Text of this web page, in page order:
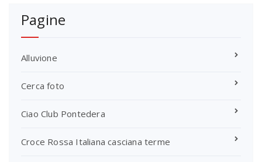
Pagine
Alluvione
Cerca foto
Ciao Club Pontedera
Croce Rossa Italiana casciana terme